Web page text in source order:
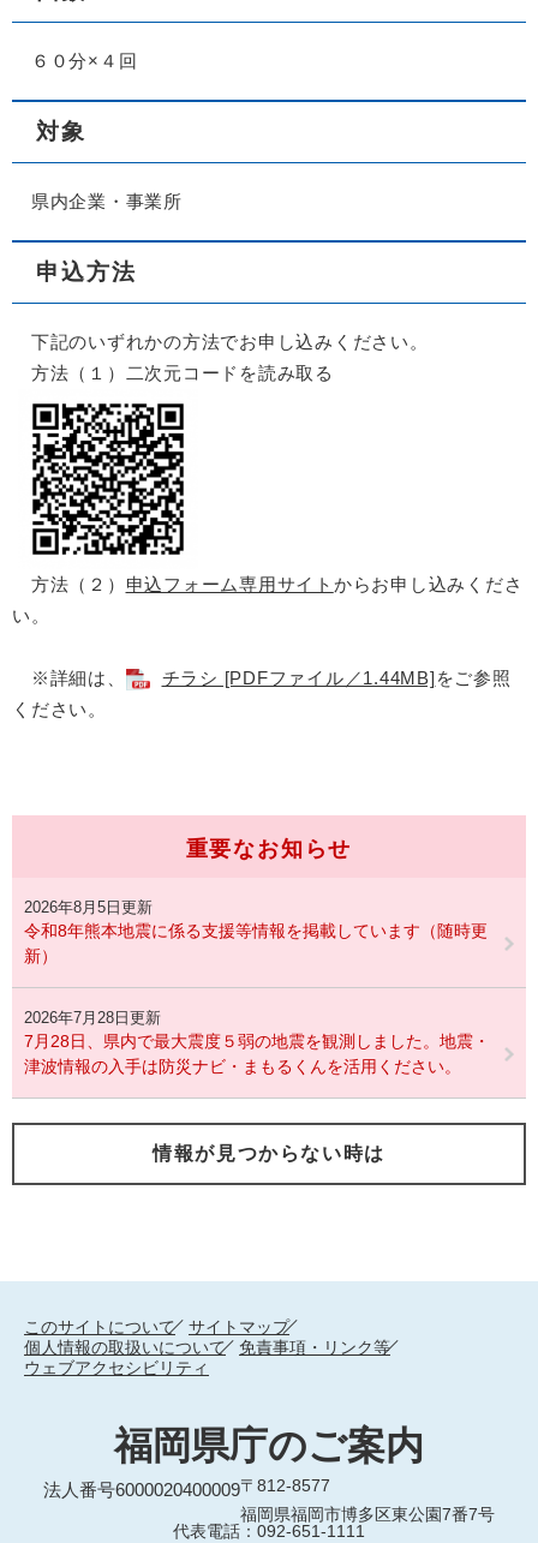
６０分×４回
対象
県内企業・事業所
申込方法
下記のいずれかの方法でお申し込みください。
方法（１）二次元コードを読み取る
方法（２） 申込フォーム専用サイト からお申し込みくださ
い。
※詳細は、 チラシ [PDFファイル／1.44MB] をご参照
ください。
重要なお知らせ
2026年8月5日更新
令和8年熊本地震に係る支援等情報を掲載しています（随時更
新）
2026年7月28日更新
7月28日、県内で最大震度５弱の地震を観測しました。地震・
津波情報の入手は防災ナビ・まもるくんを活用ください。
情報が見つからない時は
このサイトについて
サイトマップ
個人情報の取扱いについて
免責事項・リンク等
ウェブアクセシビリティ
福岡県庁のご案内
法人番号6000020400009〒812-8577
福岡県福岡市博多区東公園7番7号
代表電話：092-651-1111